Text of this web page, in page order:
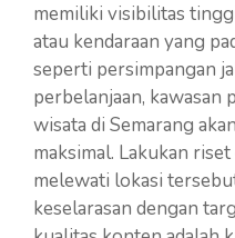
memiliki visibilitas
atau kendaraan yang
seperti persimpangan
perbelanjaan, kawasan
wisata di Semarang
maksimal. Lakukan
melewati lokasi
keselarasan dengan